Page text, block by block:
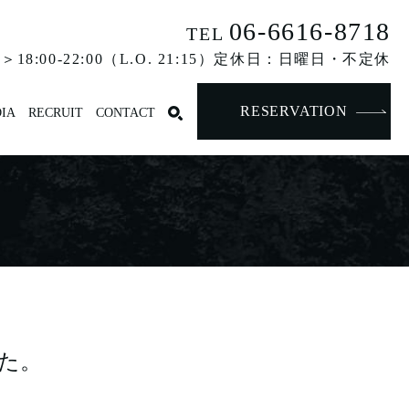
TEL 06-6616-8718
＞18:00-22:00（L.O. 21:15）定休日：日曜日・不定休
RESERVATION
RECRUIT CONTACT
。